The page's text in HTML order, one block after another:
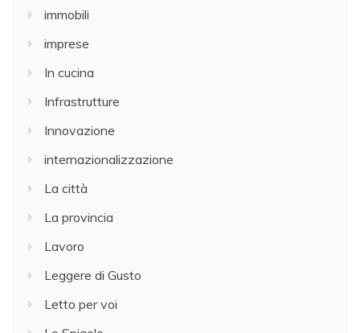
immobili
imprese
In cucina
Infrastrutture
Innovazione
internazionalizzazione
La città
La provincia
Lavoro
Leggere di Gusto
Letto per voi